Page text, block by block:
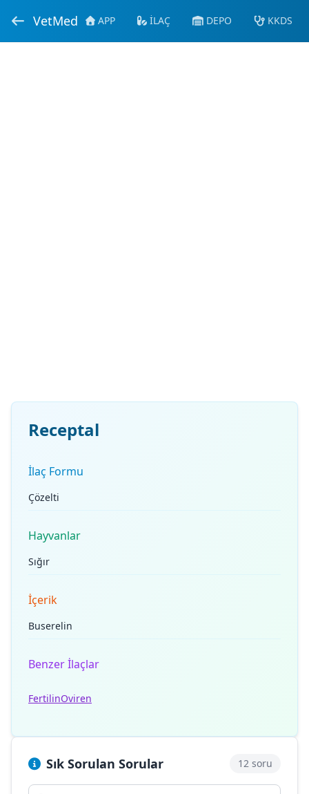
VetMed APP İLAÇ DEPO KKDS
Receptal
İlaç Formu
Çözelti
Hayvanlar
Sığır
İçerik
Buserelin
Benzer İlaçlar
FertilinOviren
Sık Sorulan Sorular 12 soru